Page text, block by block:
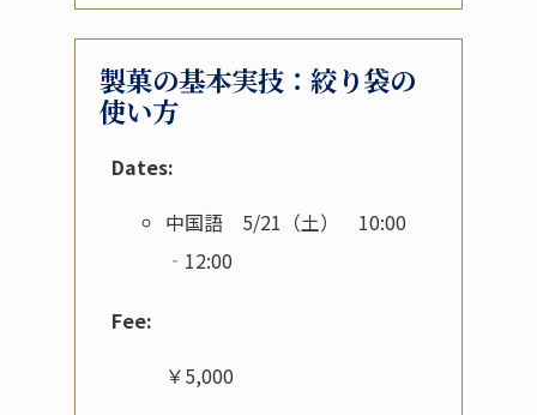
製菓の基本実技：絞り袋の
使い方
Dates:
中国語 5/21（土） 10:00
‐12:00
Fee:
￥5,000